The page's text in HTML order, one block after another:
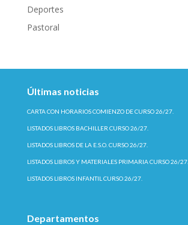
Deportes
Pastoral
Últimas noticias
CARTA CON HORARIOS COMIENZO DE CURSO 26/27.
LISTADOS LIBROS BACHILLER CURSO 26/27.
LISTADOS LIBROS DE LA E.S.O. CURSO 26/27.
LISTADOS LIBROS Y MATERIALES PRIMARIA CURSO 26/27.
LISTADOS LIBROS INFANTIL CURSO 26/27.
Departamentos